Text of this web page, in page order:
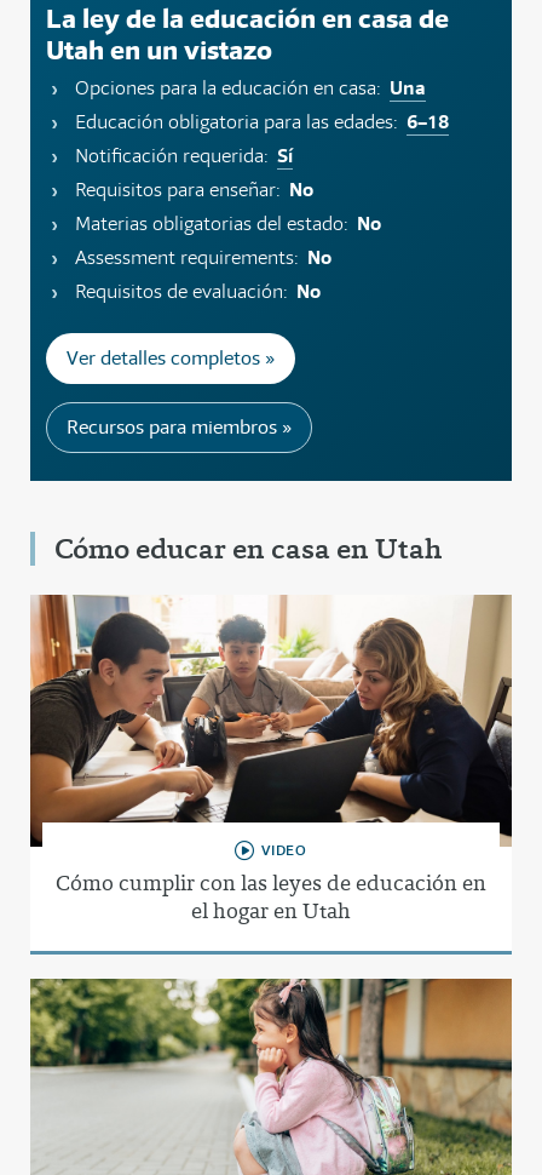
La ley de la educación en casa de
Utah en un vistazo
Opciones para la educación en casa: Una
Educación obligatoria para las edades: 6–18
Notificación requerida: Sí
Requisitos para enseñar: No
Materias obligatorias del estado: No
Assessment requirements: No
Requisitos de evaluación: No
Ver detalles completos »
Recursos para miembros »
Cómo educar en casa en Utah
VIDEO
Cómo cumplir con las leyes de educación en
el hogar en Utah